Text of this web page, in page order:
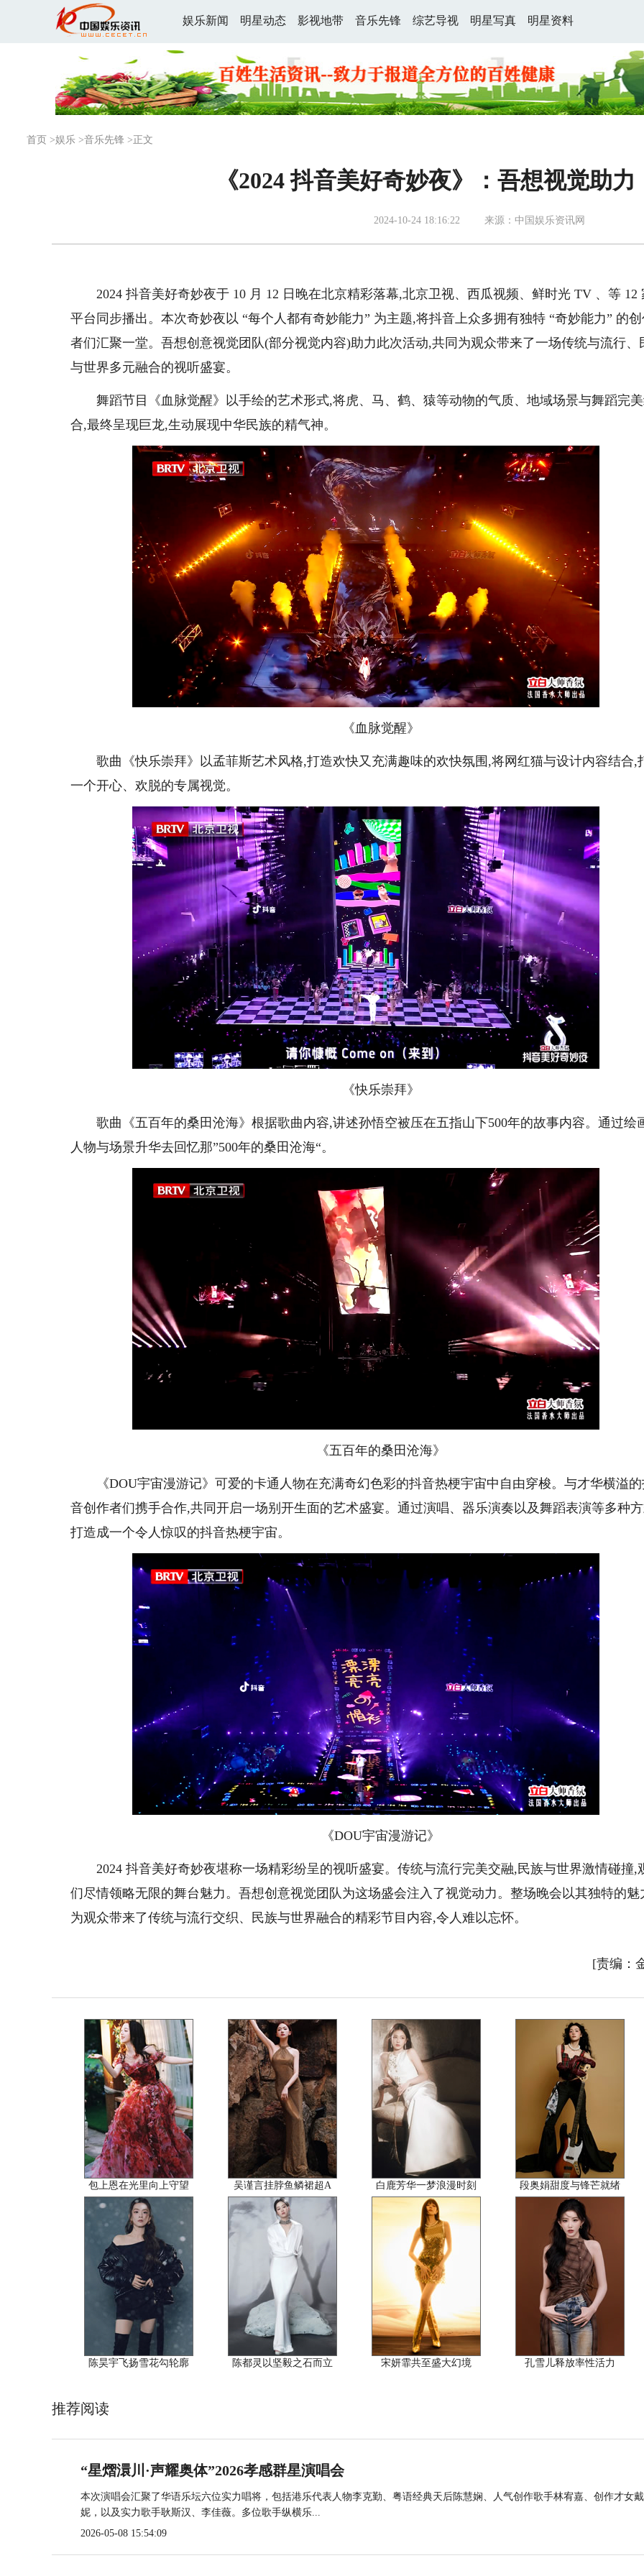
娱乐新闻 明星动态 影视地带 音乐先锋 综艺导视 明星写真 明星资料
首页 >娱乐 >音乐先锋 >正文
《2024 抖音美好奇妙夜》：吾想视觉助
2024-10-24 18:16:22 来源：中国娱乐资讯网
2024 抖音美好奇妙夜于 10 月 12 日晚在北京精彩落幕,北京卫视、西瓜视频、鲜时光 TV 、等 12
平台同步播出。本次奇妙夜以 “每个人都有奇妙能力” 为主题,将抖音上众多拥有独特 “奇妙能力” 的
者们汇聚一堂。吾想创意视觉团队(部分视觉内容)助力此次活动,共同为观众带来了一场传统与流行、
与世界多元融合的视听盛宴。
舞蹈节目《血脉觉醒》以手绘的艺术形式,将虎、马、鹤、猿等动物的气质、地域场景与舞蹈完
合,最终呈现巨龙,生动展现中华民族的精气神。
《血脉觉醒》
歌曲《快乐崇拜》以孟菲斯艺术风格,打造欢快又充满趣味的欢快氛围,将网红猫与设计内容结合,
一个开心、欢脱的专属视觉。
《快乐崇拜》
歌曲《五百年的桑田沧海》根据歌曲内容,讲述孙悟空被压在五指山下500年的故事内容。通过绘
人物与场景升华去回忆那”500年的桑田沧海“。
《五百年的桑田沧海》
《DOU宇宙漫游记》可爱的卡通人物在充满奇幻色彩的抖音热梗宇宙中自由穿梭。与才华横溢
音创作者们携手合作,共同开启一场别开生面的艺术盛宴。通过演唱、器乐演奏以及舞蹈表演等多种
打造成一个令人惊叹的抖音热梗宇宙。
《DOU宇宙漫游记》
2024 抖音美好奇妙夜堪称一场精彩纷呈的视听盛宴。传统与流行完美交融,民族与世界激情碰撞,
们尽情领略无限的舞台魅力。吾想创意视觉团队为这场盛会注入了视觉动力。整场晚会以其独特的魅
为观众带来了传统与流行交织、民族与世界融合的精彩节目内容,令人难以忘怀。
[责编：
包上恩在光里向上守望 吴谨言挂脖鱼鳞裙超A 白鹿芳华一梦浪漫时刻 段奥娟甜度与锋芒就绪
陈昊宇飞扬雪花勾轮廓 陈都灵以坚毅之石而立 宋妍霏共至盛大幻境 孔雪儿释放率性活力
推荐阅读
“星熠澴川·声耀奥体”2026孝感群星演唱会
本次演唱会汇聚了华语乐坛六位实力唱将，包括港乐代表人物李克勤、粤语经典天后陈慧娴、人气创作歌手林宥嘉、创作才女
妮，以及实力歌手耿斯汉、李佳薇。多位歌手纵横乐...
2026-05-08 15:54:09